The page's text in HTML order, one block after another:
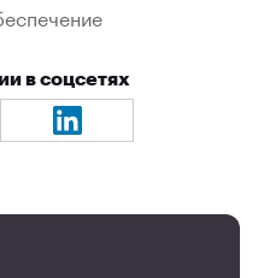
в соцсетях